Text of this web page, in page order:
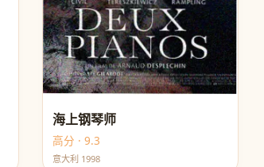
海上钢琴师
高分 · 9.3
意大利 1998